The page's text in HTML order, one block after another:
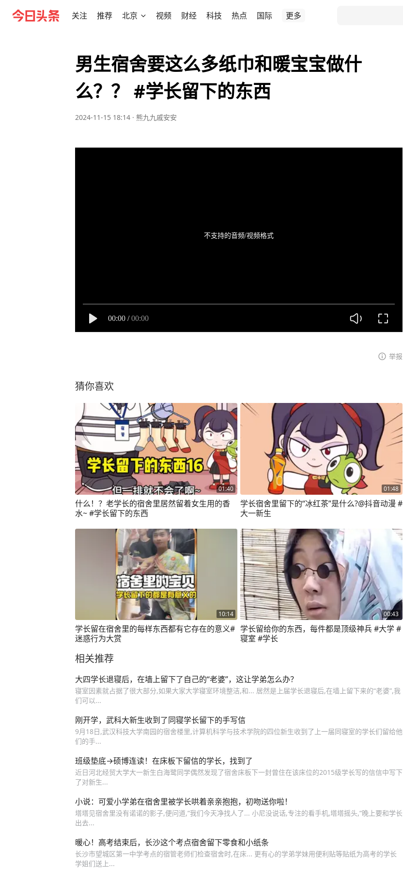
关注 推荐 北京 视频 财经 科技 热点 国际 更多
男生宿舍要这么多纸巾和暖宝宝做什
么？？ #学长留下的东西
2024-11-15 18:14 · 熊九九戚安安
不支持的音频/视频格式
00:00 / 00:00
举报
猜你喜欢
01:40
什么！？老学长的宿舍里居然留着女生用的香
水~ #学长留下的东西
01:48
学长宿舍里留下的“冰红茶”是什么?@抖音动漫 #
大一新生
10:14
学长留在宿舍里的每样东西都有它存在的意义#
迷惑行为大赏
00:43
学长留给你的东西，每件都是顶级神兵 #大学 #
寝室 #学长
相关推荐
大四学长退寝后，在墙上留下了自己的“老婆”，这让学弟怎么办？
寝室因素就占据了很大部分,如果大家大学寝室环境整洁,和... 居然是上届学长退寝后,在墙上留下来的“老婆”,我
们可以...
刚开学，武科大新生收到了同寝学长留下的手写信
9月18日,武汉科技大学南园的宿舍楼里,计算机科学与技术学院的四位新生收到了上一届同寝室的学长们留给他
们的手...
班级垫底→硕博连读！在床板下留信的学长，找到了
近日河北经贸大学大一新生白海鹭同学偶然发现了宿舍床板下一封曾住在该床位的2015级学长写的信信中写下
了对新生...
小说：可爱小学弟在宿舍里被学长哄着亲亲抱抱，初吻送你啦！
塔塔见宿舍里没有诺诺的影子,便问道,“我们今天净找人了... 小尼没说话,专注的看手机,塔塔摇头,“晚上要和学长
出去...
暖心！高考结束后，长沙这个考点宿舍留下零食和小纸条
长沙市望城区第一中学考点的宿管老师们检查宿舍时,在床... 更有心的学弟学妹用便利贴等贴纸为高考的学长
学姐们送上...